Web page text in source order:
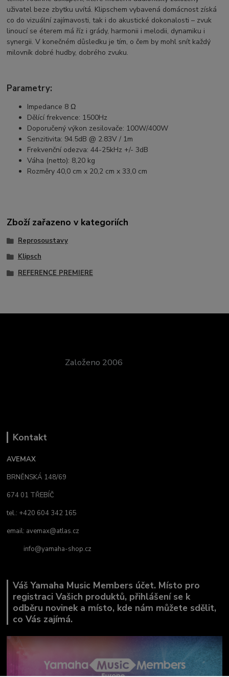
uživatel beze zbytku uvítá. Klipschem vybavená domácnost získá
co do vizuální zajímavosti, tak i do akustické dokonalosti – zvuk
linoucí se éterem má říz i grády, harmonii i melodii, dynamiku i
synergii. V konečném důsledku je tím, o čem by mohl snít každý
milovník dobré hudby, dobrého zvuku.
Parametry:
Impedance 8 Ω
Dělící frekvence: 1500Hz
Doporučený výkon zesilovače: 100W/400W
Senzitivita: 94.5dB @ 2.83V / 1m
Frekvenční odezva: 44-25kHz +/- 3dB
Váha (netto): 8,20 kg
Rozměry 40,0 cm x 20,2 cm x 33,0 cm
Zboží zařazeno v kategoriích
Reprosoustavy
Klipsch
REFERENCE PREMIERE
Založeno 2006
Kontakt
AVEMAX
BRNĚNSKÁ 148/69
674 01 TŘEBÍČ
tel.: +420 604 342 165
email: avemax@atlas.cz
info@yamaha-shop.cz
Váš Yamaha Music Members účet. Místo pro
registraci Vašich produktů, přihlášení se k
odběru novinek a místo, kde nám můžete sdělit,
co Vás zajímá.